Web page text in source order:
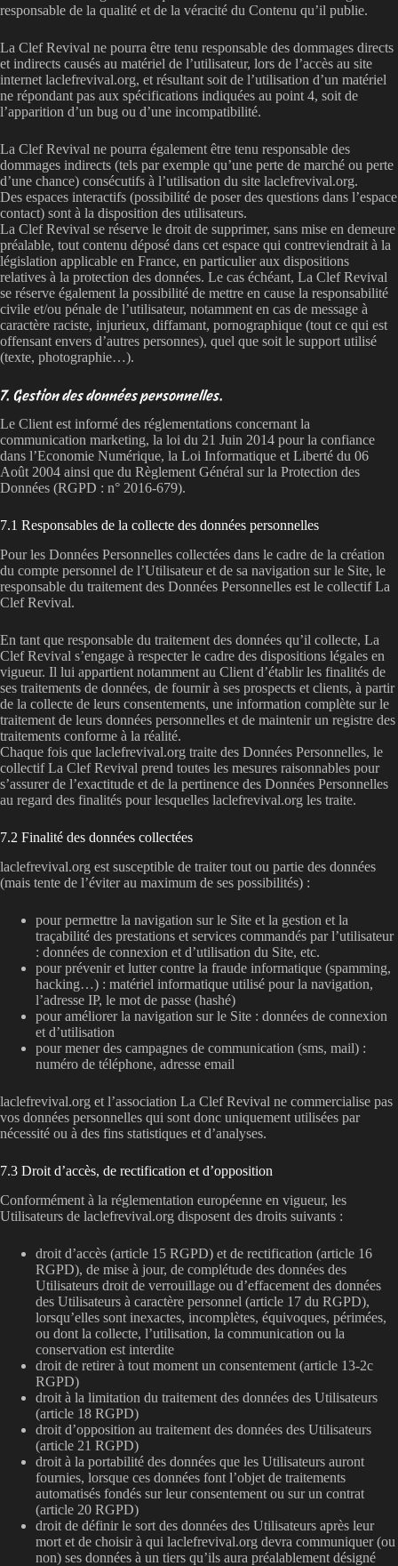
responsable de la qualité et de la véracité du Contenu qu’il publie.
La Clef Revival ne pourra être tenu responsable des dommages directs
et indirects causés au matériel de l’utilisateur, lors de l’accès au site
internet laclefrevival.org, et résultant soit de l’utilisation d’un matériel
ne répondant pas aux spécifications indiquées au point 4, soit de
l’apparition d’un bug ou d’une incompatibilité.
La Clef Revival ne pourra également être tenu responsable des
dommages indirects (tels par exemple qu’une perte de marché ou perte
d’une chance) consécutifs à l’utilisation du site laclefrevival.org.
Des espaces interactifs (possibilité de poser des questions dans l’espace
contact) sont à la disposition des utilisateurs.
La Clef Revival se réserve le droit de supprimer, sans mise en demeure
préalable, tout contenu déposé dans cet espace qui contreviendrait à la
législation applicable en France, en particulier aux dispositions
relatives à la protection des données. Le cas échéant, La Clef Revival
se réserve également la possibilité de mettre en cause la responsabilité
civile et/ou pénale de l’utilisateur, notamment en cas de message à
caractère raciste, injurieux, diffamant, pornographique (tout ce qui est
offensant envers d’autres personnes), quel que soit le support utilisé
(texte, photographie…).
7. Gestion des données personnelles.
Le Client est informé des réglementations concernant la
communication marketing, la loi du 21 Juin 2014 pour la confiance
dans l’Economie Numérique, la Loi Informatique et Liberté du 06
Août 2004 ainsi que du Règlement Général sur la Protection des
Données (RGPD : n° 2016-679).
7.1 Responsables de la collecte des données personnelles
Pour les Données Personnelles collectées dans le cadre de la création
du compte personnel de l’Utilisateur et de sa navigation sur le Site, le
responsable du traitement des Données Personnelles est le collectif La
Clef Revival.
En tant que responsable du traitement des données qu’il collecte, La
Clef Revival s’engage à respecter le cadre des dispositions légales en
vigueur. Il lui appartient notamment au Client d’établir les finalités de
ses traitements de données, de fournir à ses prospects et clients, à partir
de la collecte de leurs consentements, une information complète sur le
traitement de leurs données personnelles et de maintenir un registre des
traitements conforme à la réalité.
Chaque fois que laclefrevival.org traite des Données Personnelles, le
collectif La Clef Revival prend toutes les mesures raisonnables pour
s’assurer de l’exactitude et de la pertinence des Données Personnelles
au regard des finalités pour lesquelles laclefrevival.org les traite.
7.2 Finalité des données collectées
laclefrevival.org est susceptible de traiter tout ou partie des données
(mais tente de l’éviter au maximum de ses possibilités) :
pour permettre la navigation sur le Site et la gestion et la
traçabilité des prestations et services commandés par l’utilisateur
: données de connexion et d’utilisation du Site, etc.
pour prévenir et lutter contre la fraude informatique (spamming,
hacking…) : matériel informatique utilisé pour la navigation,
l’adresse IP, le mot de passe (hashé)
pour améliorer la navigation sur le Site : données de connexion
et d’utilisation
pour mener des campagnes de communication (sms, mail) :
numéro de téléphone, adresse email
laclefrevival.org et l’association La Clef Revival ne commercialise pas
vos données personnelles qui sont donc uniquement utilisées par
nécessité ou à des fins statistiques et d’analyses.
7.3 Droit d’accès, de rectification et d’opposition
Conformément à la réglementation européenne en vigueur, les
Utilisateurs de laclefrevival.org disposent des droits suivants :
droit d’accès (article 15 RGPD) et de rectification (article 16
RGPD), de mise à jour, de complétude des données des
Utilisateurs droit de verrouillage ou d’effacement des données
des Utilisateurs à caractère personnel (article 17 du RGPD),
lorsqu’elles sont inexactes, incomplètes, équivoques, périmées,
ou dont la collecte, l’utilisation, la communication ou la
conservation est interdite
droit de retirer à tout moment un consentement (article 13-2c
RGPD)
droit à la limitation du traitement des données des Utilisateurs
(article 18 RGPD)
droit d’opposition au traitement des données des Utilisateurs
(article 21 RGPD)
droit à la portabilité des données que les Utilisateurs auront
fournies, lorsque ces données font l’objet de traitements
automatisés fondés sur leur consentement ou sur un contrat
(article 20 RGPD)
droit de définir le sort des données des Utilisateurs après leur
mort et de choisir à qui laclefrevival.org devra communiquer (ou
non) ses données à un tiers qu’ils aura préalablement désigné